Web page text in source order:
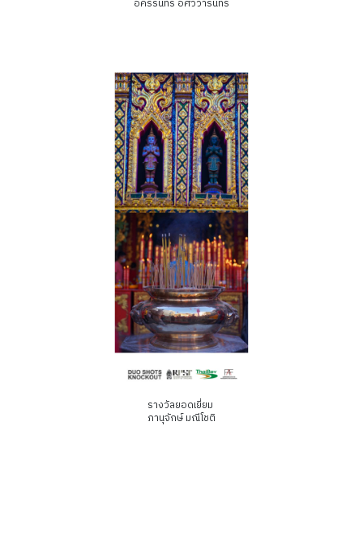
อัครรินทร์ อัศววารินทร์
รางวัลยอดเยี่ยม
ภานุจักษ์ มณีโชติ